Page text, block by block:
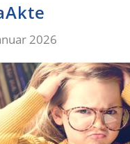
2026